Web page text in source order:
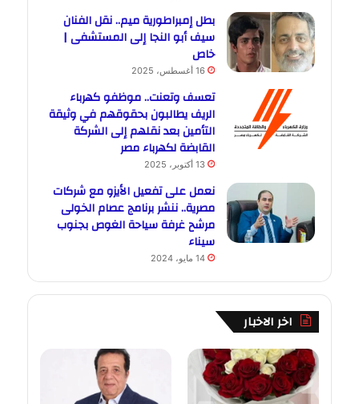
بطل إمبراطورية ميم.. نقل الفنان
سيف أبو النجا إلى المستشفى |
خاص
16 أغسطس، 2025
تعسف وتعنت.. موظفو كهرباء
الريف يطالبون بحقوقهم في وثيقة
التأمين بعد نقلهم إلى الشركة
القابضة لكهرباء مصر
13 أكتوبر، 2025
نعمل على تفعيل الأيزو مع شركات
مصرية.. ننشر برنامج عصام الخولى
مرشح غرفة سياحة الغوص بجنوب
سيناء
14 مايو، 2024
اخر الاخبار